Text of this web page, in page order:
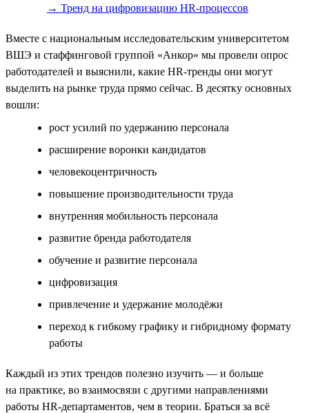
→ Тренд на цифровизацию HR-процессов
Вместе с национальным исследовательским университетом
ВШЭ и стаффинговой группой «Анкор» мы провели опрос
работодателей и выяснили, какие HR-тренды они могут
выделить на рынке труда прямо сейчас. В десятку основных
вошли:
рост усилий по удержанию персонала
расширение воронки кандидатов
человекоцентричность
повышение производительности труда
внутренняя мобильность персонала
развитие бренда работодателя
обучение и развитие персонала
цифровизация
привлечение и удержание молодёжи
переход к гибкому графику и гибридному формату
работы
Каждый из этих трендов полезно изучить — и больше
на практике, во взаимосвязи с другими направлениями
работы HR-департаментов, чем в теории. Браться за всё